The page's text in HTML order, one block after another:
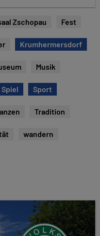
Zschopau Fest
Krumhermersdorf
Musik
Spiel Sport
Tradition
wandern